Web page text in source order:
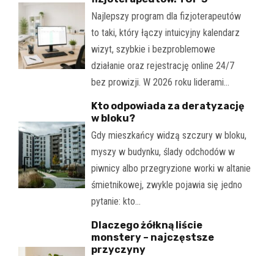
Najlepszy program dla fizjoterapeutów
to taki, który łączy intuicyjny kalendarz
wizyt, szybkie i bezproblemowe
działanie oraz rejestrację online 24/7
bez prowizji. W 2026 roku liderami…
Kto odpowiada za deratyzację
w bloku?
Gdy mieszkańcy widzą szczury w bloku,
myszy w budynku, ślady odchodów w
piwnicy albo przegryzione worki w altanie
śmietnikowej, zwykle pojawia się jedno
pytanie: kto…
Dlaczego żółkną liście
monstery – najczęstsze
przyczyny